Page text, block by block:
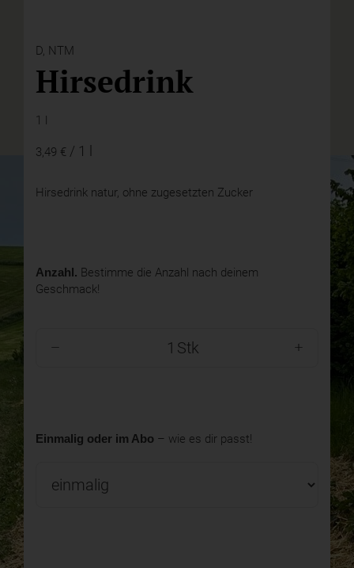
D, NTM
Hirsedrink
1 l
3,49 € / 1 l
Hirsedrink natur, ohne zugesetzten Zucker
Anzahl. Bestimme die Anzahl nach deinem
Geschmack!
Stk
Einmalig oder im Abo – wie es dir passt!